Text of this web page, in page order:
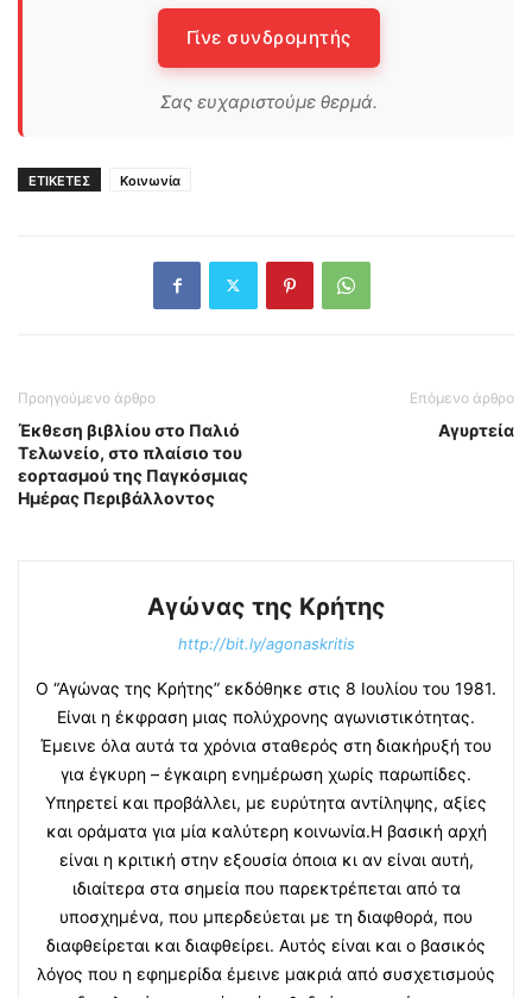
Γίνε συνδρομητής
Σας ευχαριστούμε θερμά.
ΕΤΙΚΕΤΕΣ Κοινωνία
Προηγούμενο άρθρο
Έκθεση βιβλίου στο Παλιό
Τελωνείο, στο πλαίσιο του
εορτασμού της Παγκόσμιας
Ημέρας Περιβάλλοντος
Επόμενο άρθρο
Αγυρτεία
Αγώνας της Κρήτης
http://bit.ly/agonaskritis
Ο “Αγώνας της Κρήτης” εκδόθηκε στις 8 Ιουλίου του 1981.
Είναι η έκφραση μιας πολύχρονης αγωνιστικότητας.
Έμεινε όλα αυτά τα χρόνια σταθερός στη διακήρυξή του
για έγκυρη – έγκαιρη ενημέρωση χωρίς παρωπίδες.
Υπηρετεί και προβάλλει, με ευρύτητα αντίληψης, αξίες
και οράματα για μία καλύτερη κοινωνία.Η βασική αρχή
είναι η κριτική στην εξουσία όποια κι αν είναι αυτή,
ιδιαίτερα στα σημεία που παρεκτρέπεται από τα
υποσχημένα, που μπερδεύεται με τη διαφθορά, που
διαφθείρεται και διαφθείρει. Αυτός είναι και ο βασικός
λόγος που η εφημερίδα έμεινε μακριά από συσχετισμούς